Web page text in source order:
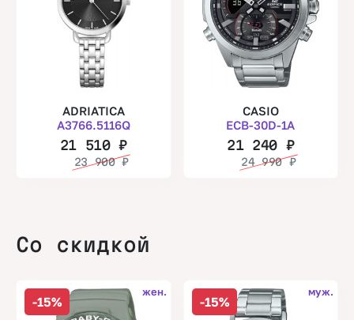
ADRIATICA
A3766.5116Q
21 510₽
23 900₽
CASIO
ECB-30D-1A
21 240 ₽
24 990₽
Со скидкой
-15%
жен.
-15%
муж.